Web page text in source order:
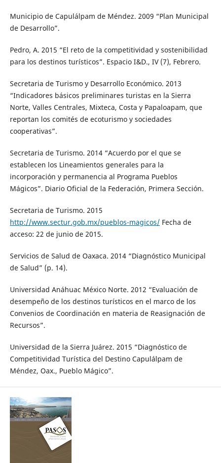
Municipio de Capulálpam de Méndez. 2009 “Plan Municipal
de Desarrollo”.
Pedro, A. 2015 “El reto de la competitividad y sostenibilidad
para los destinos turísticos”. Espacio I&D., IV (7), Febrero.
Secretaria de Turismo y Desarrollo Económico. 2013
“Indicadores básicos preliminares turistas en la Sierra
Norte, Valles Centrales, Mixteca, Costa y Papaloapam, que
reportan los comités de ecoturismo y sociedades
cooperativas”.
Secretaria de Turismo. 2014 “Acuerdo por el que se
establecen los Lineamientos generales para la
incorporación y permanencia al Programa Pueblos
Mágicos”. Diario Oficial de la Federación, Primera Sección.
Secretaria de Turismo. 2015
http://www.sectur.gob.mx/pueblos-magicos/Fecha de
acceso: 22 de junio de 2015.
Servicios de Salud de Oaxaca. 2014 “Diagnóstico Municipal
de Salud” (p. 14).
Universidad Anáhuac México Norte. 2012 “Evaluación de
desempeño de los destinos turísticos en el marco de los
Convenios de Coordinación en materia de Reasignación de
Recursos”.
Universidad de la Sierra Juárez. 2015 “Diagnóstico de
Competitividad Turística del Destino Capulálpam de
Méndez, Oax., Pueblo Mágico”.